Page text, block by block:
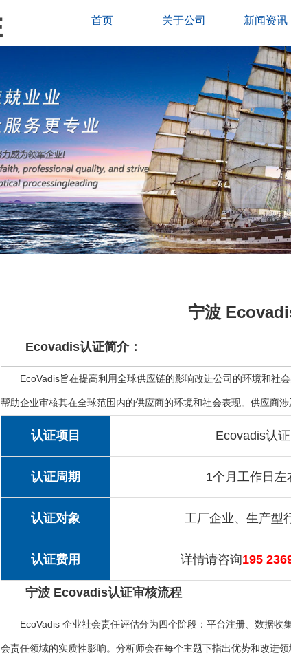
首页 关于公司 新闻资讯
宁波
Ecovadis认证简介：
EcoVadis旨在提高利用全球供应链的影响改进公司的环境和社
帮助企业审核其在全球范围内的供应商的环境和社会表现。供应商
认证项目 Ecovadis认证
认证周期 1个月工作日左
认证对象 工厂企业、生产型
认证费用 详情请咨询195
宁波 Ecovadis认证审核流程
EcoVadis 企业社会责任评估分为四个阶段：平台注册、数据
会责任领域的实质性影响。分析师会在每个主题下指出优势和改进领